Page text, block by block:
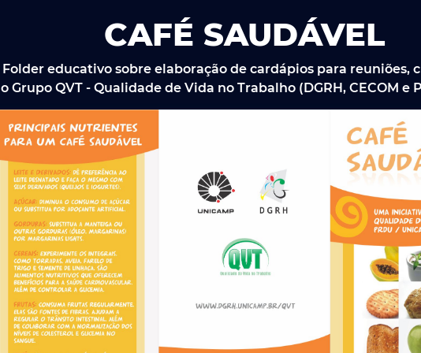
CAFÉ SAUDÁVEL
Folder educativo sobre elaboração de cardápios para reuniões,
o Grupo QVT - Qualidade de Vida no Trabalho (DGRH, CECOM e